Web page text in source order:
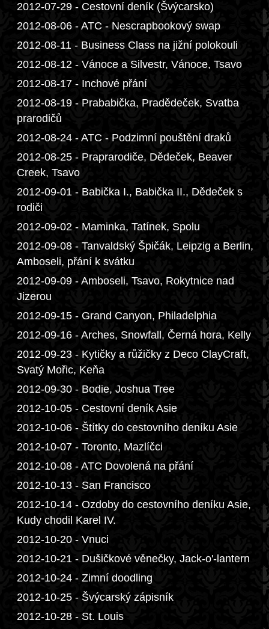
2012-07-29 - Cestovní deník (Švýcarsko)
2012-08-06 - ATC - Nescrapbookový swap
2012-08-11 - Business Class na jižní polokouli
2012-08-12 - Vánoce a Silvestr, Vánoce, Tsavo
2012-08-17 - Inchové přání
2012-08-19 - Prababička, Pradědeček, Svatba
prarodičů
2012-08-24 - ATC - Podzimní pouštění draků
2012-08-25 - Praprarodiče, Dědeček, Beaver
Creek, Tsavo
2012-09-01 - Babička I., Babička II., Dědeček s
rodiči
2012-09-02 - Maminka, Tatínek, Spolu
2012-09-08 - Tanvaldský Špičák, Leipzig a Berlin,
Amboseli, přání k svátku
2012-09-09 - Amboseli, Tsavo, Rokytnice nad
Jizerou
2012-09-15 - Grand Canyon, Philadelphia
2012-09-16 - Arches, Snowfall, Černá hora, Kelly
2012-09-23 - Kytičky a růžičky z Deco ClayCraft,
Svatý Mořic, Keňa
2012-09-30 - Bodie, Joshua Tree
2012-10-05 - Cestovní deník Asie
2012-10-06 - Štítky do cestovního deníku Asie
2012-10-07 - Toronto, Mazlíčci
2012-10-08 - ATC Dovolená na přání
2012-10-13 - San Francisco
2012-10-14 - Ozdoby do cestovního deníku Asie,
Kudy chodil Karel IV.
2012-10-20 - Vnuci
2012-10-21 - Dušičkové věnečky, Jack-o'-lantern
2012-10-24 - Zimní doodling
2012-10-25 - Švýcarský zápisník
2012-10-28 - St. Louis